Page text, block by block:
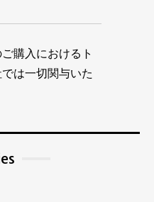
購入におけるト
は一切関与いた